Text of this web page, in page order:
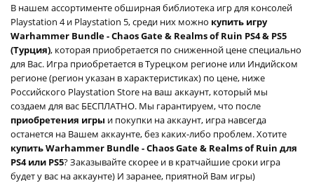
В нашем ассортименте обширная библиотека игр для консолей
Playstation 4 и Playstation 5, среди них можно купить игру
Warhammer Bundle - Chaos Gate & Realms of Ruin PS4 & PS5
(Турция), которая приобретается по сниженной цене специально
для Вас. Игра приобретается в Турецком регионе или Индийском
регионе (регион указан в характеристиках) по цене, ниже
Российского Playstation Store на ваш аккаунт, который мы
создаем для вас БЕСПЛАТНО. Мы гарантируем, что после
приобретения игры и покупки на аккаунт, игра навсегда
останется на Вашем аккаунте, без каких-либо проблем. Хотите
купить Warhammer Bundle - Chaos Gate & Realms of Ruin для
PS4 или PS5? Заказывайте скорее и в кратчайшие сроки игра
будет у вас на аккаунте) И заранее, приятной Вам игры)